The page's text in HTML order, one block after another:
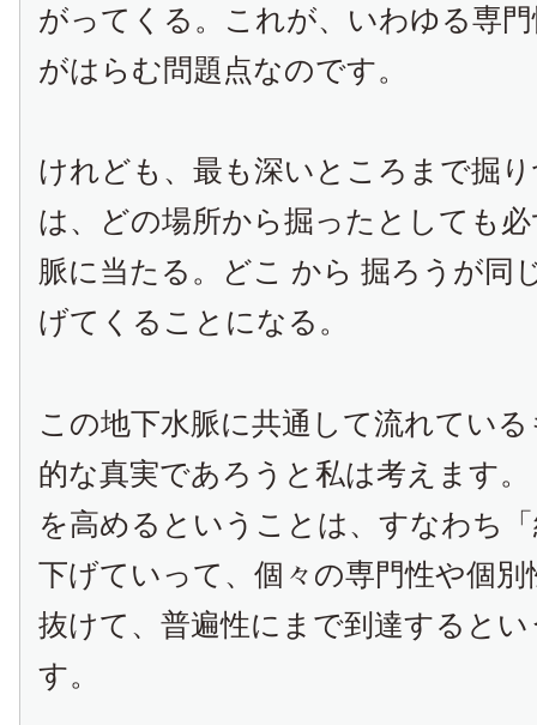
がってくる。これが、いわゆる専
がはらむ問題点なのです。
けれども、最も深いところまで掘
は、どの場所から掘ったとしても
脈に当たる。どこ から 掘ろうが同
げてくることになる。
この地下水脈に共通して流れてい
的な真実であろうと私は考えます
を高めるということは、すなわち
下げていって、個々の専門性や個
抜けて、普遍性にまで到達すると
す。